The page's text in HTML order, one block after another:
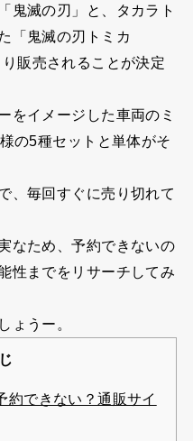
鬼滅の刃」と、タカラト
「鬼滅の刃トミカ
販売されることが決定
をイメージした車両のミ
の5種セットと単体がそ
、毎回すぐに売り切れて
なため、予約できないの
性までをリサーチしてみ
ょうー。
約できない？通販サイ